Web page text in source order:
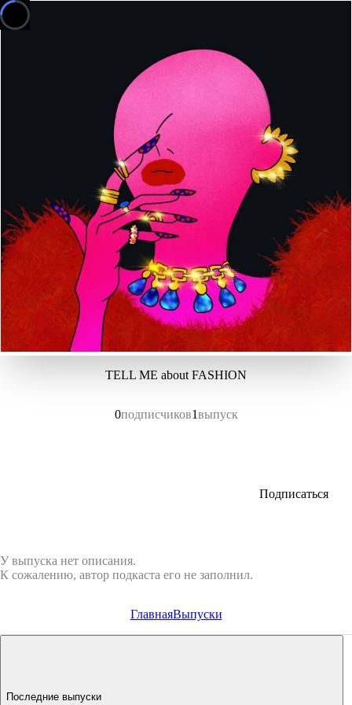
TELL ME about FASHION
0подписчиков1выпуск
Подписаться
У выпуска нет описания.
К сожалению, автор подкаста его не заполнил.
ГлавнаяВыпуски
Последние выпуски